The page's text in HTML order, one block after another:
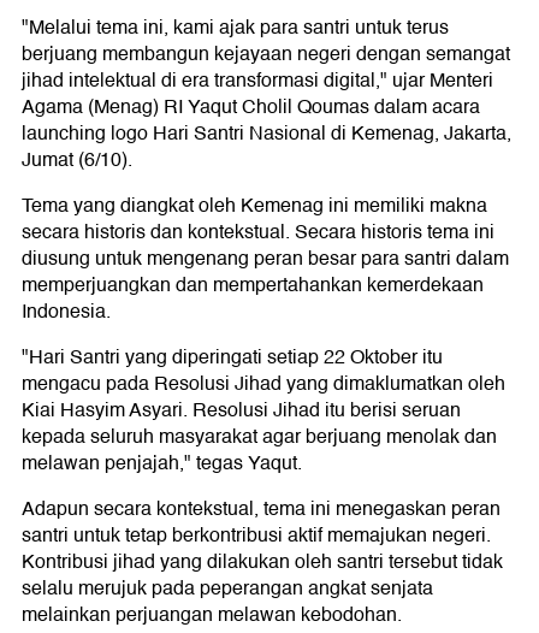
"Melalui tema ini, kami ajak para santri untuk terus
berjuang membangun kejayaan negeri dengan semangat
jihad intelektual di era transformasi digital," ujar Menteri
Agama (Menag) RI Yaqut Cholil Qoumas dalam acara
launching logo Hari Santri Nasional di Kemenag, Jakarta,
Jumat (6/10).
Tema yang diangkat oleh Kemenag ini memiliki makna
secara historis dan kontekstual. Secara historis tema ini
diusung untuk mengenang peran besar para santri dalam
memperjuangkan dan mempertahankan kemerdekaan
Indonesia.
"Hari Santri yang diperingati setiap 22 Oktober itu
mengacu pada Resolusi Jihad yang dimaklumatkan oleh
Kiai Hasyim Asyari. Resolusi Jihad itu berisi seruan
kepada seluruh masyarakat agar berjuang menolak dan
melawan penjajah," tegas Yaqut.
Adapun secara kontekstual, tema ini menegaskan peran
santri untuk tetap berkontribusi aktif memajukan negeri.
Kontribusi jihad yang dilakukan oleh santri tersebut tidak
selalu merujuk pada peperangan angkat senjata
melainkan perjuangan melawan kebodohan.